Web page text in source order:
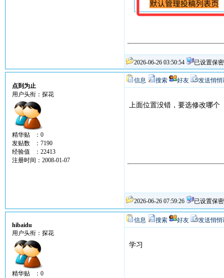
2026-06-26 03:50:54 已设置保密
点到为止
用户头衔：探花
精华贴 ：0
发贴数 ：7190
经验值 ：22413
注册时间：2008-01-07
信息 搜索 好友 发送悄悄
上面位置没错，要选修改哪个
2026-06-26 07:59:26 已设置保密
hibaidu
用户头衔：探花
精华贴 ：0
信息 搜索 好友 发送悄悄
学习